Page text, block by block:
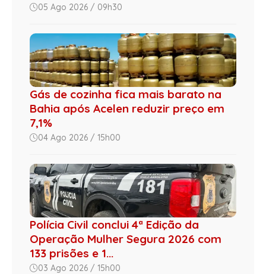
05 Ago 2026 / 09h30
Gás de cozinha fica mais barato na
Bahia após Acelen reduzir preço em
7,1%
04 Ago 2026 / 15h00
Polícia Civil conclui 4ª Edição da
Operação Mulher Segura 2026 com
133 prisões e 1...
03 Ago 2026 / 15h00